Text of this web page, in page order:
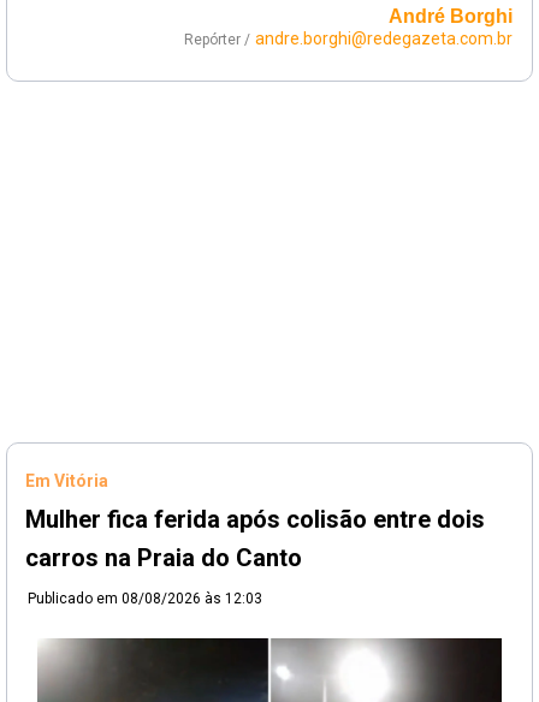
André Borghi
Repórter / andre.borghi@redegazeta.com.br
Em Vitória
Mulher fica ferida após colisão entre dois
carros na Praia do Canto
Publicado em 08/08/2026 às 12:03